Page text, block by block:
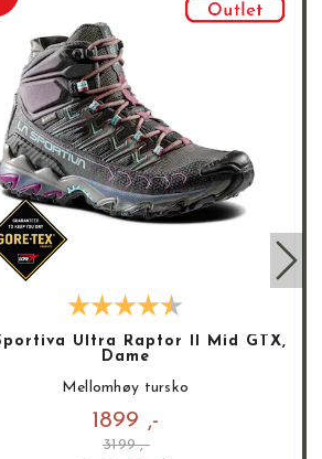
Ultra Raptor II Mid GTX,
Dame
Mellomhøy tursko
1899 ,-
3199 ,-